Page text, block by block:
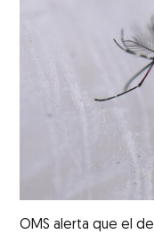
OMS alerta que el